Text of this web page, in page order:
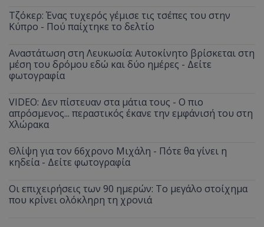
Τζόκερ: Ένας τυχερός γέμισε τις τσέπες του στην
Κύπρο - Πού παίχτηκε το δελτίο
Αναστάτωση στη Λευκωσία: Αυτοκίνητο βρίσκεται στη
μέση του δρόμου εδώ και δύο ημέρες - Δείτε
φωτογραφία
VIDEO: Δεν πίστευαν στα μάτια τους - Ο πιο
απρόσμενος... περαστικός έκανε την εμφάνισή του στη
Χλώρακα
Θλίψη για τον 66χρονο Μιχάλη - Πότε θα γίνει η
κηδεία - Δείτε φωτογραφία
Οι επιχειρήσεις των 90 ημερών: Το μεγάλο στοίχημα
που κρίνει ολόκληρη τη χρονιά